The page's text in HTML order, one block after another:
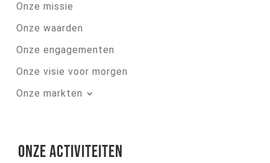
Onze missie
Onze waarden
Onze engagementen
Onze visie voor morgen
Onze markten
Onze activiteiten